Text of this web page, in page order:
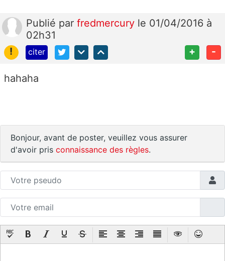
Publié par fredmercury le 01/04/2016 à
02h31
!
citer + -
hahaha
Bonjour, avant de poster, veuillez vous assurer
d'avoir pris connaissance des règles.